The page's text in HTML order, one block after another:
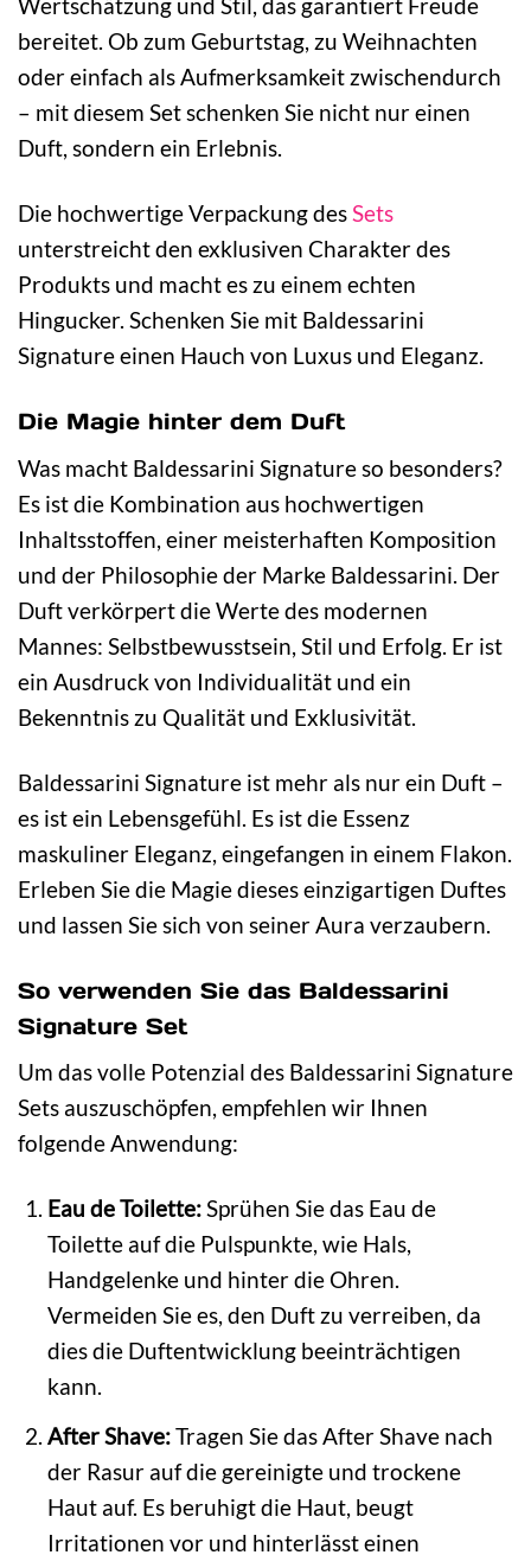
bereitet. Ob zum Geburtstag, zu Weihnachten
oder einfach als Aufmerksamkeit zwischendurch
– mit diesem Set schenken Sie nicht nur einen
Duft, sondern ein Erlebnis.
Die hochwertige Verpackung desSets
unterstreicht den exklusiven Charakter des
Produkts und macht es zu einem echten
Hingucker. Schenken Sie mit Baldessarini
Signature einen Hauch von Luxus und Eleganz.
Die Magie hinter dem Duft
Was macht Baldessarini Signature so besonders?
Es ist die Kombination aus hochwertigen
Inhaltsstoffen, einer meisterhaften Komposition
und der Philosophie der Marke Baldessarini. Der
Duft verkörpert die Werte des modernen
Mannes: Selbstbewusstsein, Stil und Erfolg. Er ist
ein Ausdruck von Individualität und ein
Bekenntnis zu Qualität und Exklusivität.
Baldessarini Signature ist mehr als nur ein Duft –
es ist ein Lebensgefühl. Es ist die Essenz
maskuliner Eleganz, eingefangen in einem Flakon.
Erleben Sie die Magie dieses einzigartigen Duftes
und lassen Sie sich von seiner Aura verzaubern.
So verwenden Sie das Baldessarini
Signature Set
Um das volle Potenzial des Baldessarini Signature
Sets auszuschöpfen, empfehlen wir Ihnen
folgende Anwendung:
Eau de Toilette:Sprühen Sie das Eau de
Toilette auf die Pulspunkte, wie Hals,
Handgelenke und hinter die Ohren.
Vermeiden Sie es, den Duft zu verreiben, da
dies die Duftentwicklung beeinträchtigen
kann.
After Shave:Tragen Sie das After Shave nach
der Rasur auf die gereinigte und trockene
Haut auf. Es beruhigt die Haut, beugt
Irritationen vor und hinterlässt einen